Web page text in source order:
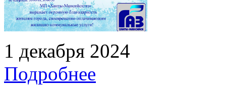
1 декабря 2024
Подробнее